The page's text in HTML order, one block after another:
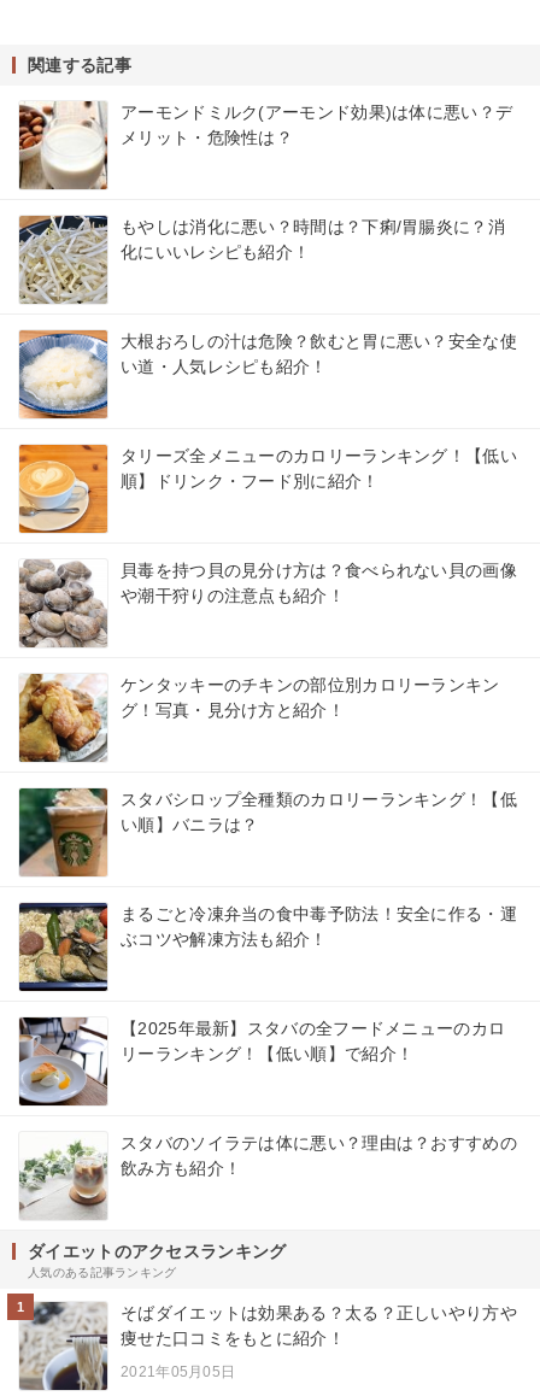
関連する記事
アーモンドミルク(アーモンド効果)は体に悪い？デ
メリット・危険性は？
もやしは消化に悪い？時間は？下痢/胃腸炎に？消
化にいいレシピも紹介！
大根おろしの汁は危険？飲むと胃に悪い？安全な使
い道・人気レシピも紹介！
タリーズ全メニューのカロリーランキング！【低い
順】ドリンク・フード別に紹介！
貝毒を持つ貝の見分け方は？食べられない貝の画像
や潮干狩りの注意点も紹介！
ケンタッキーのチキンの部位別カロリーランキン
グ！写真・見分け方と紹介！
スタバシロップ全種類のカロリーランキング！【低
い順】バニラは？
まるごと冷凍弁当の食中毒予防法！安全に作る・運
ぶコツや解凍方法も紹介！
【2025年最新】スタバの全フードメニューのカロ
リーランキング！【低い順】で紹介！
スタバのソイラテは体に悪い？理由は？おすすめの
飲み方も紹介！
ダイエットのアクセスランキング
人気のある記事ランキング
1
そばダイエットは効果ある？太る？正しいやり方や
痩せた口コミをもとに紹介！
2021年05月05日